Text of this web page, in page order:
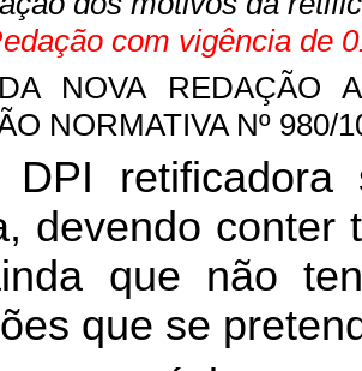
com vigência de
NOVA
NORMATIVA Nº 980/
retificadora
devendo conter
que não
que se